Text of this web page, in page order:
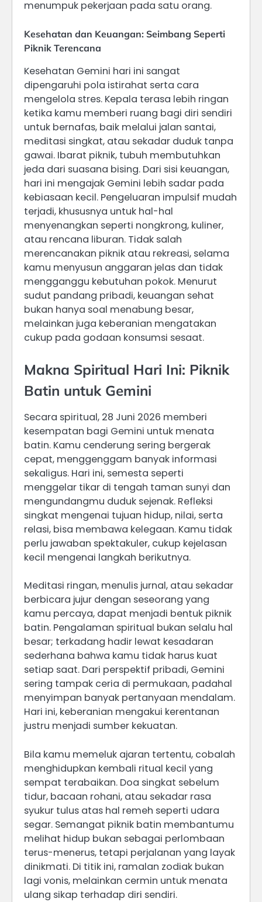
menumpuk pekerjaan pada satu orang.
Kesehatan dan Keuangan: Seimbang Seperti
Piknik Terencana
Kesehatan Gemini hari ini sangat
dipengaruhi pola istirahat serta cara
mengelola stres. Kepala terasa lebih ringan
ketika kamu memberi ruang bagi diri sendiri
untuk bernafas, baik melalui jalan santai,
meditasi singkat, atau sekadar duduk tanpa
gawai. Ibarat piknik, tubuh membutuhkan
jeda dari suasana bising. Dari sisi keuangan,
hari ini mengajak Gemini lebih sadar pada
kebiasaan kecil. Pengeluaran impulsif mudah
terjadi, khususnya untuk hal-hal
menyenangkan seperti nongkrong, kuliner,
atau rencana liburan. Tidak salah
merencanakan piknik atau rekreasi, selama
kamu menyusun anggaran jelas dan tidak
mengganggu kebutuhan pokok. Menurut
sudut pandang pribadi, keuangan sehat
bukan hanya soal menabung besar,
melainkan juga keberanian mengatakan
cukup pada godaan konsumsi sesaat.
Makna Spiritual Hari Ini: Piknik
Batin untuk Gemini
Secara spiritual, 28 Juni 2026 memberi
kesempatan bagi Gemini untuk menata
batin. Kamu cenderung sering bergerak
cepat, menggenggam banyak informasi
sekaligus. Hari ini, semesta seperti
menggelar tikar di tengah taman sunyi dan
mengundangmu duduk sejenak. Refleksi
singkat mengenai tujuan hidup, nilai, serta
relasi, bisa membawa kelegaan. Kamu tidak
perlu jawaban spektakuler, cukup kejelasan
kecil mengenai langkah berikutnya.
Meditasi ringan, menulis jurnal, atau sekadar
berbicara jujur dengan seseorang yang
kamu percaya, dapat menjadi bentuk piknik
batin. Pengalaman spiritual bukan selalu hal
besar; terkadang hadir lewat kesadaran
sederhana bahwa kamu tidak harus kuat
setiap saat. Dari perspektif pribadi, Gemini
sering tampak ceria di permukaan, padahal
menyimpan banyak pertanyaan mendalam.
Hari ini, keberanian mengakui kerentanan
justru menjadi sumber kekuatan.
Bila kamu memeluk ajaran tertentu, cobalah
menghidupkan kembali ritual kecil yang
sempat terabaikan. Doa singkat sebelum
tidur, bacaan rohani, atau sekadar rasa
syukur tulus atas hal remeh seperti udara
segar. Semangat piknik batin membantumu
melihat hidup bukan sebagai perlombaan
terus-menerus, tetapi perjalanan yang layak
dinikmati. Di titik ini, ramalan zodiak bukan
lagi vonis, melainkan cermin untuk menata
ulang sikap terhadap diri sendiri.